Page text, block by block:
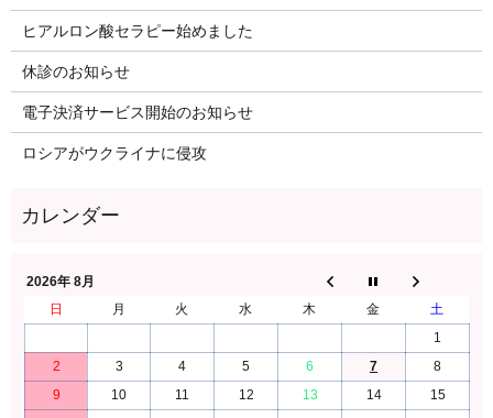
ヒアルロン酸セラピー始めました
休診のお知らせ
電子決済サービス開始のお知らせ
ロシアがウクライナに侵攻
2026年 8月
日
月 火 水 木 金
土
1
2
3 4 5 6 7
8
9
10 11 12 13 14
15